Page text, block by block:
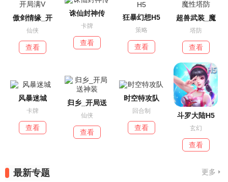
傲剑情缘_开
仙侠
查看
诛仙封神传
卡牌
查看
狂暴幻想H5
策略
查看
超兽武装_魔
塔防
查看
风暴迷城
卡牌
查看
归乡_开局送
仙侠
查看
时空特攻队
回合制
查看
斗罗大陆H5
玄幻
查看
最新专题 更多